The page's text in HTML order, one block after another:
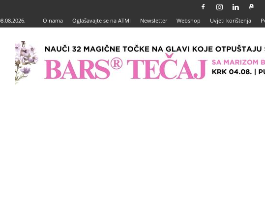
O nama Oglašavajte se na ATMI Newsletter Webshop Uvjeti korištenja